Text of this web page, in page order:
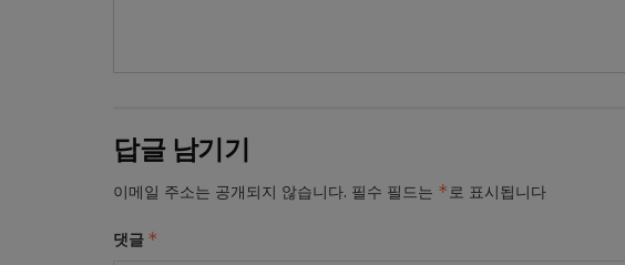
답글 남기기
이메일 주소는 공개되지 않습니다. 필수 필드는 *로 표시됩니다
댓글 *